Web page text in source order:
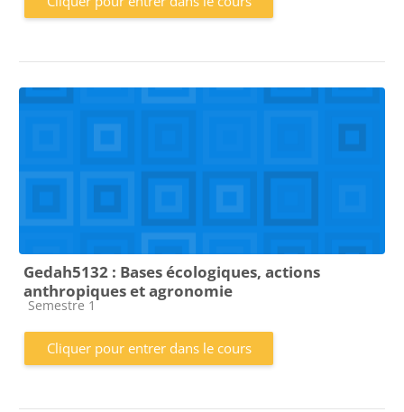
Gedah5132 : Bases écologiques, actions
anthropiques et agronomie
Catégorie de cours
Semestre 1
Cliquer pour entrer dans le cours